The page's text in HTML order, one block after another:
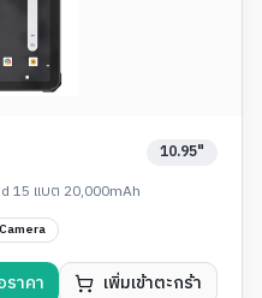
10.95"
15 แบต 20,000mAh
ราคา เพิ่มเข้าตะกร้า